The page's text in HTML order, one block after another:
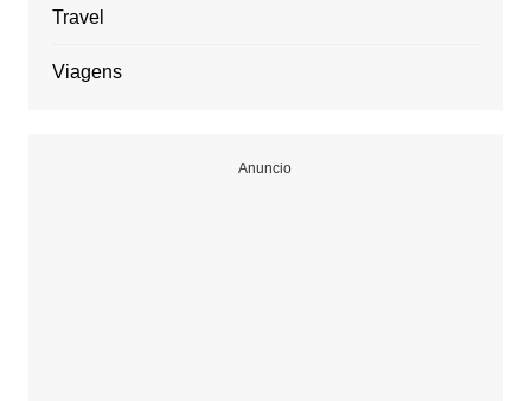
Travel
Viagens
Anuncio